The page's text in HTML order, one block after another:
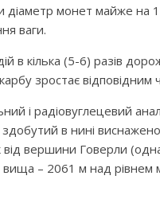
діаметр монет майже на
ваги.
в кілька (5-6) разів
зростає відповідним
і радіовуглецевий
в нині
від вершини Говерли
вища – 2061 м над рівнем